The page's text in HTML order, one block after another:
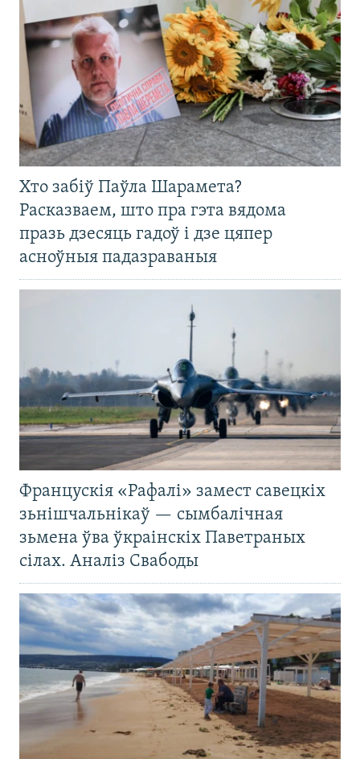
Хто забіў Паўла Шарамета?
Расказваем, што пра гэта вядома
празь дзесяць гадоў і дзе цяпер
асноўныя падазраваныя
Францускія «Рафалі» замест савецкіх
зьнішчальнікаў — сымбалічная
зьмена ўва ўкраінскіх Паветраных
сілах. Аналіз Свабоды